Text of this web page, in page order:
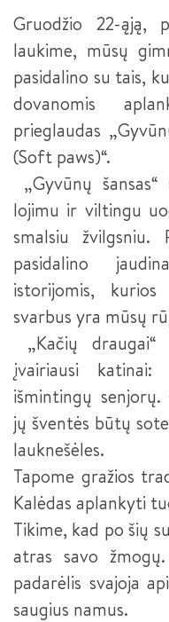
METALO
METALO
ŠALTKALVIS
ŠALTKALVIS
ŠALTKALVIS
ROBOTINIŲ
PRIĖMIMAS)
PEDAGOGO
BEPILOČIŲ
VERSIJA -LT
DE
KURIANTYS
KURIANTYS
FORUMAS
KURIANTYS
„KURIANTYS
ĮSTAIGOS
PRAKTINĖS
Gruodžio 22-ąją,
laukime, mūsų
pasidalino su tais,
dovanomis
prieglaudas
(Soft paws)“.
„Gyvūnų
lojimu ir viltingu
smalsiu žvilgsniu.
pasidalino
istorijomis,
svarbus yra mūsų
„Kačių draugai“
įvairiausi
išmintingų senjorų.
jų šventės būtų
lauknešėles.
Tapome gražios
Kalėdas aplankyti
Tikime, kad po šių
atras savo
padarėlis svajoja
saugius namus.